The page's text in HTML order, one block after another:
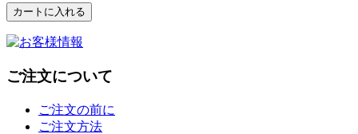
ご注文について
ご注文の前に
ご注文方法